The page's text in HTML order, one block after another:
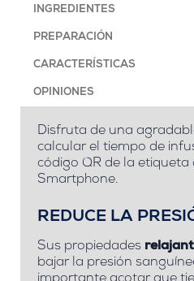
INGREDIENTES
PREPARACIÓN
CARACTERÍSTICAS
OPINIONES
Disfruta de una
calcular el tiempo de
código QR de la
Smartphone.
REDUCE LA
Sus propiedades
bajar la presión